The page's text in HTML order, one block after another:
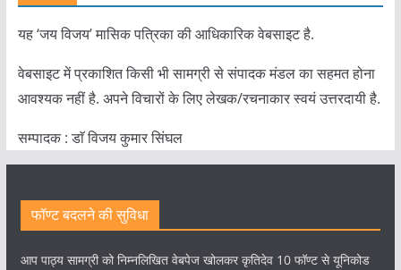
यह ‘जय विजय’ मासिक पत्रिका की आधिकारिक वेबसाइट है.
वेबसाइट में प्रकाशित किसी भी सामग्री से संपादक मंडल का सहमत होना
आवश्यक नहीं है. अपने विचारों के लिए लेखक/रचनाकार स्वयं उत्तरदायी है.
सम्पादक : डाॅ विजय कुमार सिंघल
फॉण्ट बदलने की सुविधा
आप पाठ्य सामग्री को निम्नलिखित वेबपेज खोलकर कृतिदेव 10 फॉण्ट से यूनिकोड